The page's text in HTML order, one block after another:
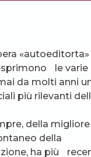
le varie
da molti anni
più rilevanti
della
della
ha più